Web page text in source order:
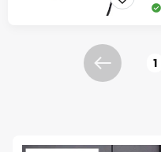
Vorige 1